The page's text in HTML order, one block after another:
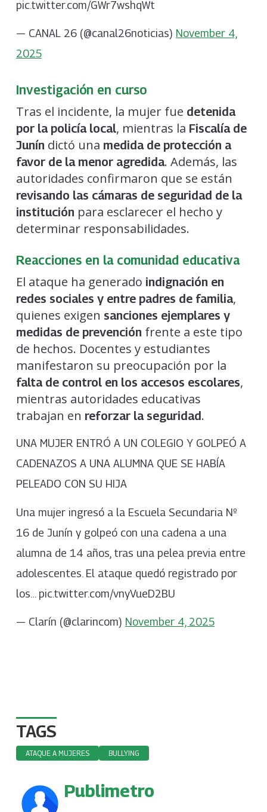
pic.twitter.com/GWr7wshqWt
— CANAL 26 (@canal26noticias) November 4,
2025
Investigación en curso
Tras el incidente, la mujer fue detenida
por la policía local, mientras la Fiscalía de
Junín dictó una medida de protección a
favor de la menor agredida. Además, las
autoridades confirmaron que se están
revisando las cámaras de seguridad de la
institución para esclarecer el hecho y
determinar responsabilidades.
Reacciones en la comunidad educativa
El ataque ha generado indignación en
redes sociales y entre padres de familia,
quienes exigen sanciones ejemplares y
medidas de prevención frente a este tipo
de hechos. Docentes y estudiantes
manifestaron su preocupación por la
falta de control en los accesos escolares,
mientras autoridades educativas
trabajan en reforzar la seguridad.
UNA MUJER ENTRÓ A UN COLEGIO Y GOLPEÓ A
CADENAZOS A UNA ALUMNA QUE SE HABÍA
PELEADO CON SU HIJA
Una mujer ingresó a la Escuela Secundaria Nº
16 de Junín y golpeó con una cadena a una
alumna de 14 años, tras una pelea previa entre
adolescentes. El ataque quedó registrado por
los… pic.twitter.com/vnyVueD2BU
— Clarín (@clarincom) November 4, 2025
TAGS
ATAQUE A MUJERES BULLYING
Publimetro